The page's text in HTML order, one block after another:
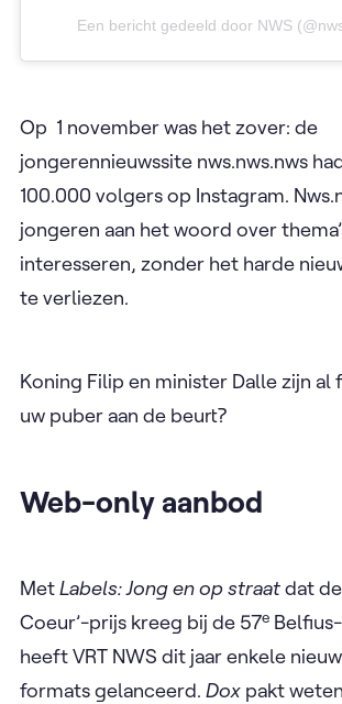
Een bericht gedeeld door NWS
Op 1 november was het zover: de
jongerennieuwssite nws.nws.nws
100.000 volgers op Instagram.
jongeren aan het woord over
interesseren, zonder het harde
te verliezen.
Koning Filip en minister Dalle zijn al
uw puber aan de beurt?
Web-only aanbod
MetLabels: Jong en op straatdat
Coeur’-prijs kreeg bij de 57e
heeft VRT NWS dit jaar enkele
formats gelanceerd. Dox pakt